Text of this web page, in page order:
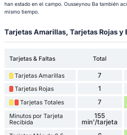
han estado en el campo. Ousseynou Ba también
mismo tiempo.
Tarjetas Amarillas, Tarjetas Rojas y
Tarjetas & Faltas Total
Tarjetas Amarillas 7
Tarjetas Rojas 1
Tarjetas Totales 7
Minutos por Tarjeta
Recibida
155
min'/tarjeta